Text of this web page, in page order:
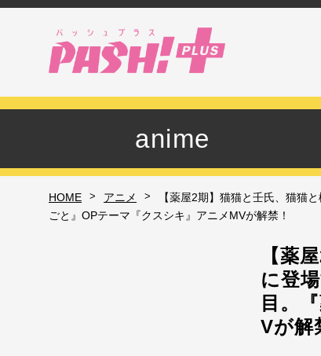
anime
HOME > アニメ >
【薬屋2期】猫猫と壬氏、猫猫
ごと』OPテーマ『クスシキ』アニメMVが解禁！
【薬
に登
目。
Vが解